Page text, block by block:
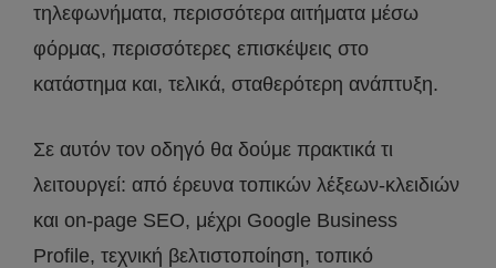
τηλεφωνήματα, περισσότερα αιτήματα μέσω
φόρμας, περισσότερες επισκέψεις στο
κατάστημα και, τελικά, σταθερότερη ανάπτυξη.
Σε αυτόν τον οδηγό θα δούμε πρακτικά τι
λειτουργεί: από έρευνα τοπικών λέξεων-κλειδιών
και on-page SEO, μέχρι Google Business
Profile, τεχνική βελτιστοποίηση, τοπικό